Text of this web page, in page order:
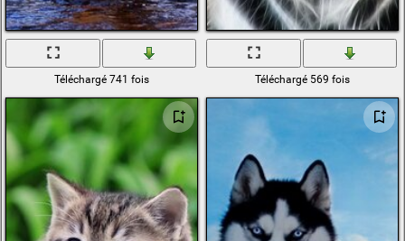
Téléchargé 741 fois Téléchargé 569 fois